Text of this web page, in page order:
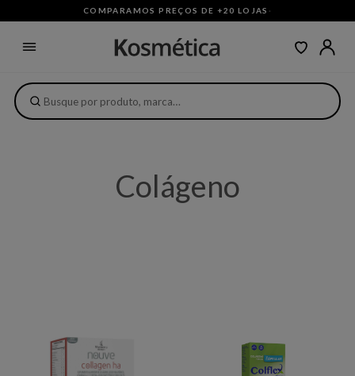
COMPARAMOS PREÇOS DE +20 LOJAS ·
Colágeno